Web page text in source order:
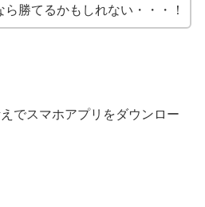
ら勝てるかもしれない・・・！
でスマホアプリをダウンロー